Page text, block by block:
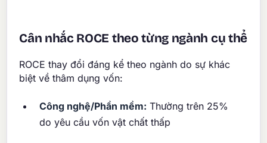
Cân nhắc ROCE theo từng ngành cụ thể
ROCE thay đổi đáng kể theo ngành do sự khác
biệt về thâm dụng vốn:
Công nghệ/Phần mềm: Thường trên 25%
do yêu cầu vốn vật chất thấp